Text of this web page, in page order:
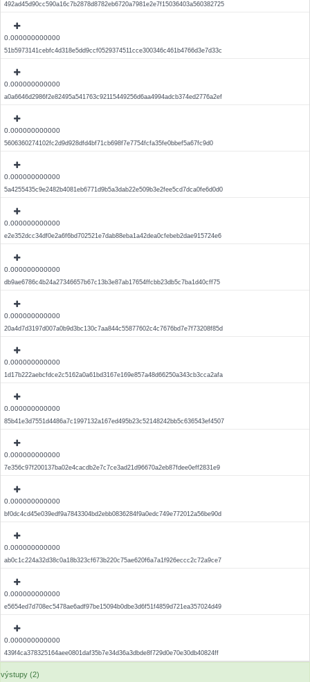
492ad45d90cc590a16c7b2878d8782eb6720a7981e2e7f15036403a560382725
0.000000000000
51b5973141cebfc4d318e5dd9ccf0529374511cce300346c461b4766d3e7d33c
0.000000000000
a0a6646d2986f2e82495a541763c92115449256d6aa4994adcb374ed2776a2ef
0.000000000000
5606360274102fc2d9d928dfd4bf71cb698f7e7754fcfa35fe0bbef5a67fc9d0
0.000000000000
5a4255435c9e2482b4081eb6771d9b5a3dab22e509b3e2fee5cd7dca0fe6d0d0
0.000000000000
e2e352dcc34df0e2a6f6bd702521e7dab88eba1a42dea0cfebeb2dae915724e6
0.000000000000
db9ae6786c4b24a27346657b67c13b3e87ab17654ffcbb23db5c7ba1d40cff75
0.000000000000
20a4d7d3197d007a0b9d3bc130c7aa844c55877602c4c7676bd7e7f73208f85d
0.000000000000
1d17b222aebcfdce2c5162a0a61bd3167e169e857a48d66250a343cb3cca2afa
0.000000000000
85b41e3d7551d4486a7c1997132a167ed495b23c52148242bb5c636543ef4507
0.000000000000
7e356c97f200137ba02e4cacdb2e7c7ce3ad21d96670a2eb87fdee0eff2831e9
0.000000000000
bf0dc4cd45e039edf9a7843304bd2ebb0836284f9a0edc749e772012a56be90d
0.000000000000
ab0c1c224a32d38c0a18b323cf673b220c75ae620f6a7a1f926eccc2c72a9ce7
0.000000000000
e5654ed7d708ec5478ae6adf97be15094b0dbe3d6f51f4859d721ea357024d49
0.000000000000
439f4ca378325164aee0801daf35b7e34d36a3dbde8f729d0e70e30db40824ff
výstupy (2)